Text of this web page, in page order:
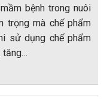
bệnh trong nuôi
trọng mà chế phẩm
sử dụng chế phẩm
tăng…